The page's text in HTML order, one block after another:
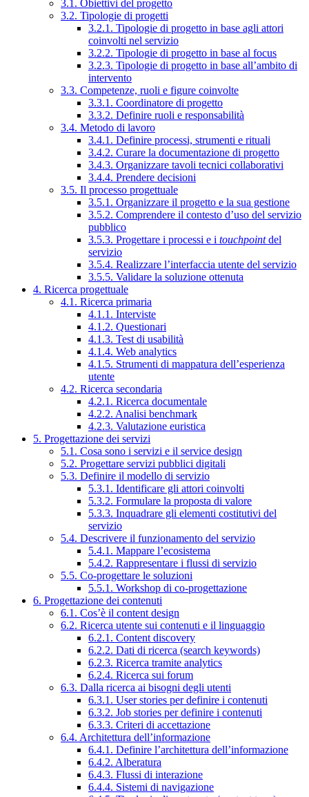
3.1. Obiettivi del progetto
3.2. Tipologie di progetti
3.2.1. Tipologie di progetto in base agli attori
coinvolti nel servizio
3.2.2. Tipologie di progetto in base al focus
3.2.3. Tipologie di progetto in base all’ambito di
intervento
3.3. Competenze, ruoli e figure coinvolte
3.3.1. Coordinatore di progetto
3.3.2. Definire ruoli e responsabilità
3.4. Metodo di lavoro
3.4.1. Definire processi, strumenti e rituali
3.4.2. Curare la documentazione di progetto
3.4.3. Organizzare tavoli tecnici collaborativi
3.4.4. Prendere decisioni
3.5. Il processo progettuale
3.5.1. Organizzare il progetto e la sua gestione
3.5.2. Comprendere il contesto d’uso del servizio
pubblico
3.5.3. Progettare i processi e i touchpointdel
servizio
3.5.4. Realizzare l’interfaccia utente del servizio
3.5.5. Validare la soluzione ottenuta
4. Ricerca progettuale
4.1. Ricerca primaria
4.1.1. Interviste
4.1.2. Questionari
4.1.3. Test di usabilità
4.1.4. Web analytics
4.1.5. Strumenti di mappatura dell’esperienza
utente
4.2. Ricerca secondaria
4.2.1. Ricerca documentale
4.2.2. Analisi benchmark
4.2.3. Valutazione euristica
5. Progettazione dei servizi
5.1. Cosa sono i servizi e il service design
5.2. Progettare servizi pubblici digitali
5.3. Definire il modello di servizio
5.3.1. Identificare gli attori coinvolti
5.3.2. Formulare la proposta di valore
5.3.3. Inquadrare gli elementi costitutivi del
servizio
5.4. Descrivere il funzionamento del servizio
5.4.1. Mappare l’ecosistema
5.4.2. Rappresentare i flussi di servizio
5.5. Co-progettare le soluzioni
5.5.1. Workshop di co-progettazione
6. Progettazione dei contenuti
6.1. Cos’è il content design
6.2. Ricerca utente sui contenuti e il linguaggio
6.2.1. Content discovery
6.2.2. Dati di ricerca (search keywords)
6.2.3. Ricerca tramite analytics
6.2.4. Ricerca sui forum
6.3. Dalla ricerca ai bisogni degli utenti
6.3.1. User stories per definire i contenuti
6.3.2. Job stories per definire i contenuti
6.3.3. Criteri di accettazione
6.4. Architettura dell’informazione
6.4.1. Definire l’architettura dell’informazione
6.4.2. Alberatura
6.4.3. Flussi di interazione
6.4.4. Sistemi di navigazione